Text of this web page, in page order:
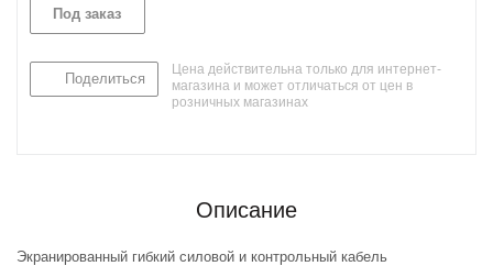
Под заказ
Поделиться
Цена действительна только для интернет-
магазина и может отличаться от цен в
розничных магазинах
Описание
Экранированный гибкий силовой и контрольный кабель